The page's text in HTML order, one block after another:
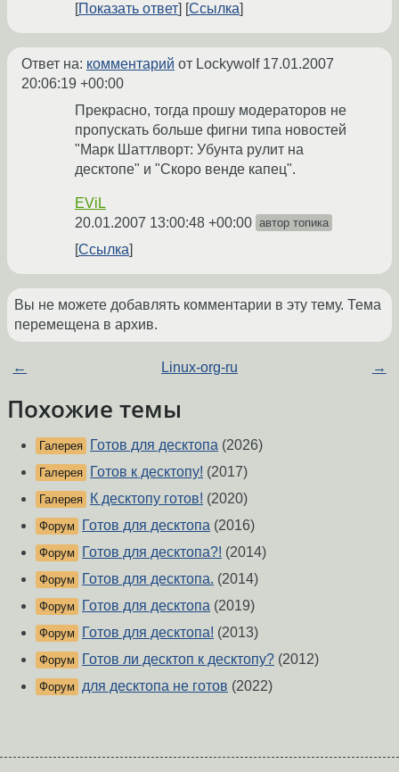
Показать ответ
Ссылка
Ответ на: комментарий от Lockywolf 17.01.2007
20:06:19 +00:00
Прекрасно, тогда прошу модераторов не
пропускать больше фигни типа новостей
"Марк Шаттлворт: Убунта рулит на
десктопе" и "Скоро венде капец".
EViL
20.01.2007 13:00:48 +00:00 автор топика
Ссылка
Вы не можете добавлять комментарии в эту тему. Тема
перемещена в архив.
← Linux-org-ru →
Похожие темы
Галерея Готов для десктопа (2026)
Галерея Готов к десктопу! (2017)
Галерея К десктопу готов! (2020)
Форум Готов для десктопа (2016)
Форум Готов для десктопа?! (2014)
Форум Готов для десктопа. (2014)
Форум Готов для десктопа (2019)
Форум Готов для десктопа! (2013)
Форум Готов ли десктоп к десктопу? (2012)
Форум для десктопа не готов (2022)